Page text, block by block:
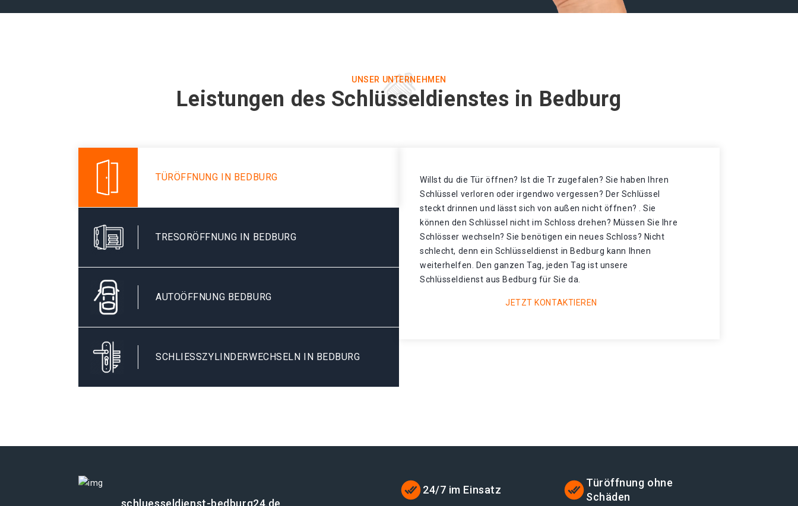
UNSER UNTERNEHMEN
Leistungen des Schlüsseldienstes in Bedburg
TÜRÖFFNUNG IN BEDBURG
TRESORÖFFNUNG IN BEDBURG
AUTOÖFFNUNG BEDBURG
SCHLIESSZYLINDERWECHSELN IN BEDBURG
Willst du die Tür öffnen? Ist die Tr zugefalen? Sie haben Ihren
Schlüssel verloren oder irgendwo vergessen? Der Schlüssel
steckt drinnen und lässt sich von außen nicht öffnen? . Sie
können den Schlüssel nicht im Schloss drehen? Müssen Sie Ihre
Schlösser wechseln? Sie benötigen ein neues Schloss? Nicht
schlecht, denn ein Schlüsseldienst in Bedburg kann Ihnen
weiterhelfen. Den ganzen Tag, jeden Tag ist unsere
Schlüsseldienst aus Bedburg für Sie da.
JETZT KONTAKTIEREN
schluesseldienst-bedburg24.de
24/7 im Einsatz
Türöffnung ohne
Schäden